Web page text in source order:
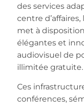
des services
centre d’affaires,
met à
élégantes et
audiovisuel de
illimitée gratuite.
Ces
conférences,